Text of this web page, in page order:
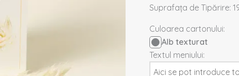
Suprafața de Tipărire:
Culoarea cartonului:
Alb texturat
Textul meniului: